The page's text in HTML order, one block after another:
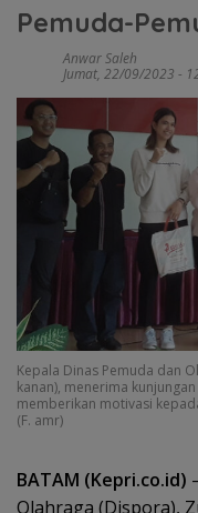
Pemuda-
Anwar Saleh
Jumat, 22/09/2023 -
Kepala Dinas Pemuda dan
kanan), menerima
memberikan motivasi
(F. amr)
BATAM (Kepri.co.id)
Olahraga (Dispora),